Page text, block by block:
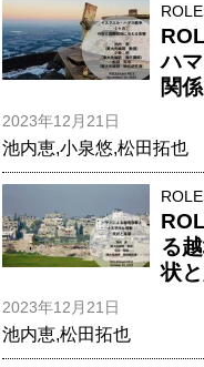
ハ
関
2023年12月21日
池内恵,小泉悠,松田拓也
る
状
2023年12月21日
池内恵,松田拓也